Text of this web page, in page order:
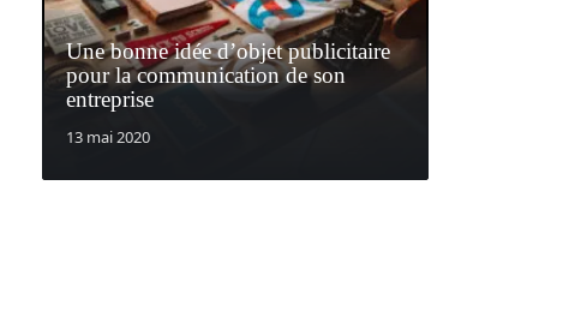
Une bonne idée d’objet publicitaire
pour la communication de son
entreprise
13 mai 2020